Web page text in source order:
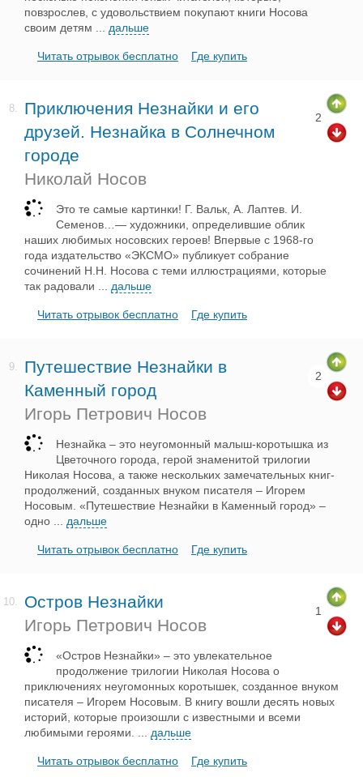
повзрослев, с удовольствием покупают книги Носова
своим детям
дальше
Читать отрывок бесплатно Где купить
8.
Приключения Незнайки и его
друзей. Незнайка в Солнечном
городе
Николай Носов
2
Это те самые картинки! Г. Вальк, А. Лаптев. И.
Семенов…— художники, определившие облик
наших любимых носовских героев! Впервые с 1968-го
года издательство «ЭКСМО» публикует собрание
сочинений Н.Н. Носова с теми иллюстрациями, которые
так радовали
дальше
Читать отрывок бесплатно Где купить
9.
Путешествие Незнайки в
Каменный город
Игорь Петрович Носов
2
Незнайка – это неугомонный малыш-коротышка из
Цветочного города, герой знаменитой трилогии
Николая Носова, а также нескольких замечательных книг-
продолжений, созданных внуком писателя – Игорем
Носовым. «Путешествие Незнайки в Каменный город» –
одно
дальше
Читать отрывок бесплатно Где купить
10.
Остров Незнайки
Игорь Петрович Носов
1
«Остров Незнайки» – это увлекательное
продолжение трилогии Николая Носова о
приключениях неугомонных коротышек, созданное внуком
писателя – Игорем Носовым. В книгу вошли десять новых
историй, которые произошли с известными и всеми
любимыми героями.
дальше
Читать отрывок бесплатно Где купить